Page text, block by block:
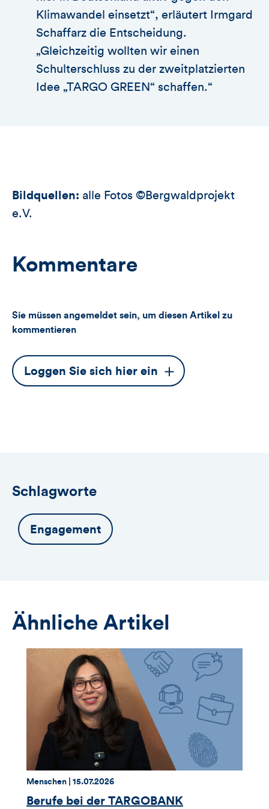
Klimawandel einsetzt“, erläutert Irmgard
Schaffarz die Entscheidung.
„Gleichzeitig wollten wir einen
Schulterschluss zu der zweitplatzierten
Idee „TARGO GREEN“ schaffen.“
Bildquellen: alle Fotos ©Bergwaldprojekt
e.V.
Kommentare
Sie müssen angemeldet sein, um diesen Artikel zu
kommentieren
Dieser
Button
Loggen Sie sich hier ein
Schlagworte
Engagement
Ähnliche Artikel
Thema:
Menschen | Datum:
15.07.2026
Berufe bei der TARGOBANK